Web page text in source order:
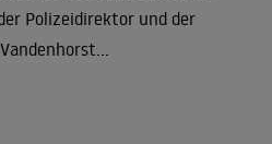
Polizeidirektor und der